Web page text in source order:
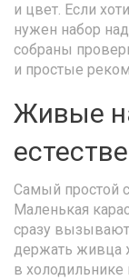
и цвет. Если
нужен набор
собраны
и простые
Живые
Самый простой
Маленькая
сразу вызывают
держать живца
в